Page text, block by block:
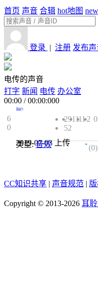
首页 声音 合辑 hot地图 new
登录 | 注册 发布
电传的声音
打字 新闻 电传 办公室
00:00 /00:00:000
6
0
Barry
2911112 0
52
2019-07-03上传
类型:音效 0.0
(0)
CC知识共享 | 声音规范 |
Copyright © 2013-2026 耳